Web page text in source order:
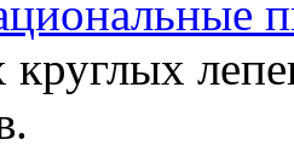
круглых